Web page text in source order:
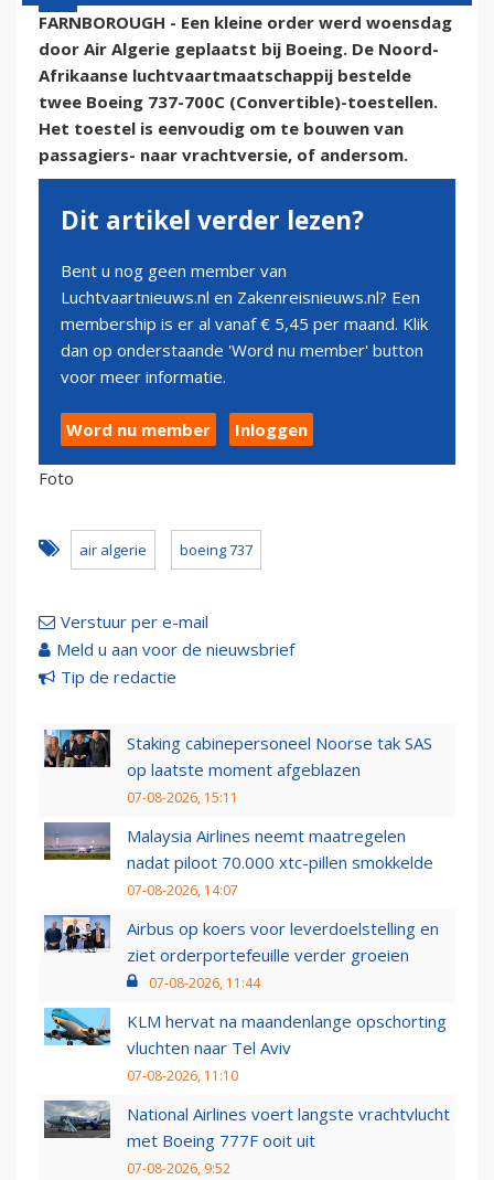
FARNBOROUGH - Een kleine order werd woensdag
door Air Algerie geplaatst bij Boeing. De Noord-
Afrikaanse luchtvaartmaatschappij bestelde
twee Boeing 737-700C (Convertible)-toestellen.
Het toestel is eenvoudig om te bouwen van
passagiers- naar vrachtversie, of andersom.
Dit artikel verder lezen?
Bent u nog geen member van
Luchtvaartnieuws.nl en Zakenreisnieuws.nl? Een
membership is er al vanaf € 5,45 per maand. Klik
dan op onderstaande 'Word nu member' button
voor meer informatie.
Word nu member Inloggen
Foto
air algerie boeing 737
Verstuur per e-mail
Meld u aan voor de nieuwsbrief
Tip de redactie
Staking cabinepersoneel Noorse tak SAS
op laatste moment afgeblazen
07-08-2026, 15:11
Malaysia Airlines neemt maatregelen
nadat piloot 70.000 xtc-pillen smokkelde
07-08-2026, 14:07
Airbus op koers voor leverdoelstelling en
ziet orderportefeuille verder groeien
07-08-2026, 11:44
KLM hervat na maandenlange opschorting
vluchten naar Tel Aviv
07-08-2026, 11:10
National Airlines voert langste vrachtvlucht
met Boeing 777F ooit uit
07-08-2026, 9:52